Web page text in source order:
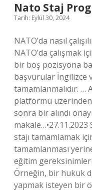
Nato Staj
Tarih: Eylül 30, 2024
NATO’da nasıl
NATO’da çalışmak
bir boş pozisyona
başvurular İngilizce
tamamlanmalıdır. …
platformu
sonra bir alındı
stajı tamamlamak
tamamlanması
eğitim
Örneğin, bir hukuk
yapmak isteyen bir